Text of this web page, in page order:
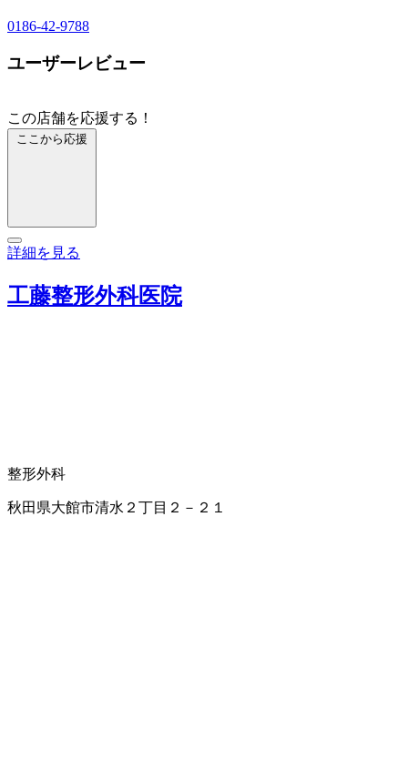
0186-42-9788
ユーザーレビュー
この店舗を応援する！
ここから応援
詳細を見る
工藤整形外科医院
整形外科
秋田県大館市清水２丁目２－２１